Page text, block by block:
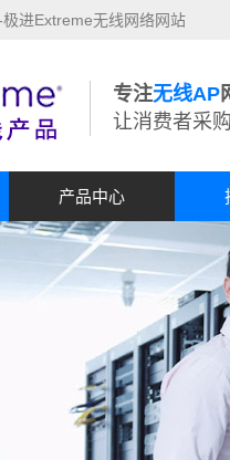
进Extreme无线网络网站
专注无线AP
让消费者采
产品中心